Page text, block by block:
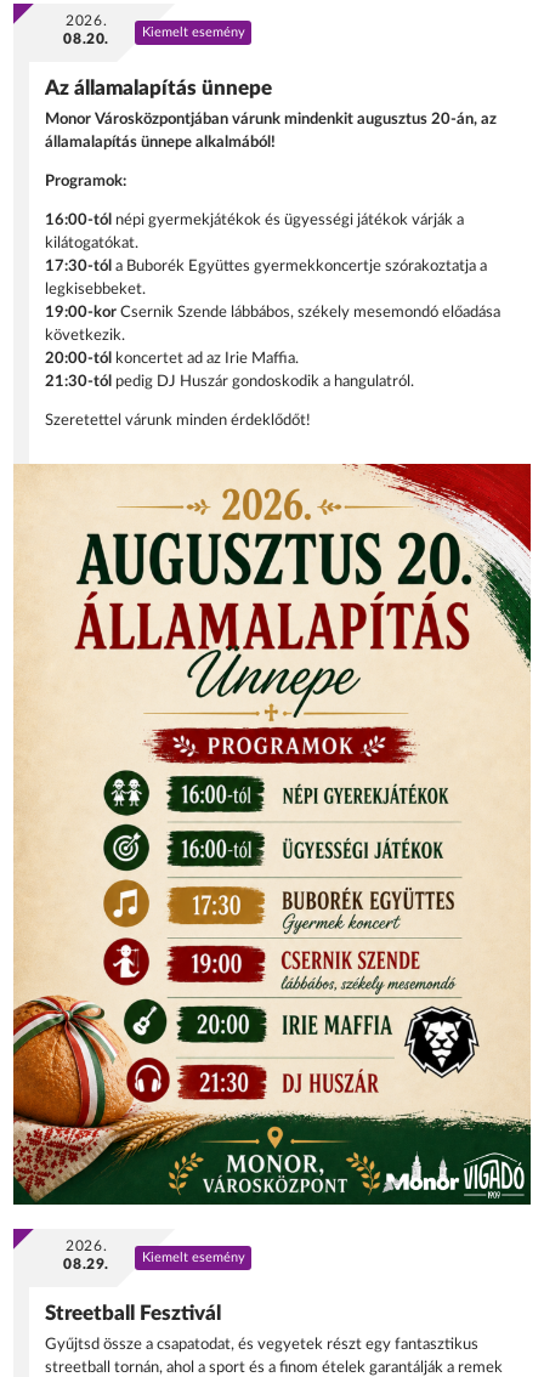
2026.
08.20.
Kiemelt esemény
Az államalapítás ünnepe
Monor Városközpontjában várunk mindenkit augusztus 20-án, az
államalapítás ünnepe alkalmából!
Programok:
16:00-tól népi gyermekjátékok és ügyességi játékok várják a
kilátogatókat.
17:30-tól a Buborék Együttes gyermekkoncertje szórakoztatja a
legkisebbeket.
19:00-korCsernik Szende lábbábos, székely mesemondó előadása
következik.
20:00-tól
koncertet ad az Irie Maffia.
21:30-tól pedig DJ Huszár gondoskodik a hangulatról.
Szeretettel várunk minden érdeklődőt!
2026.
08.29.
Kiemelt esemény
Streetball Fesztivál
Gyűjtsd össze a csapatodat, és vegyetek részt egy fantasztikus
streetball tornán, ahol a sport és a finom ételek garantálják a remek